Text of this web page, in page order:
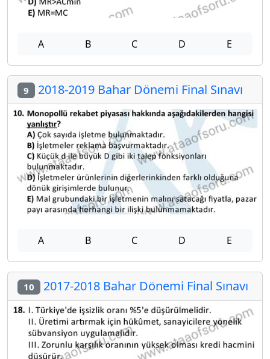
A B C D E
9 2018-2019 Bahar Dönemi Final Sınavı
A B C D E
10 2017-2018 Bahar Dönemi Final Sınavı